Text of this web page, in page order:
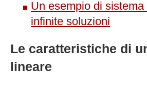
Un esempio di
infinite soluzioni
Le caratteristiche di
lineare